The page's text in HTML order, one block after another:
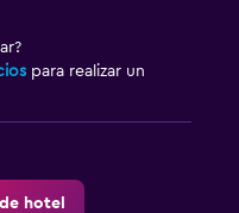
para realizar un
hotel